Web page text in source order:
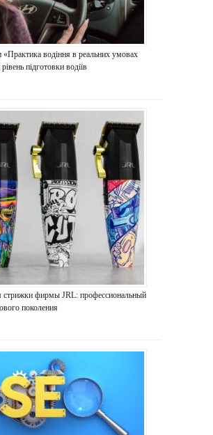
водіння в реальних умовах
підготовки водіїв
фирмы JRL: профессиональный
поколения